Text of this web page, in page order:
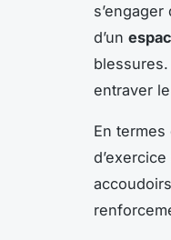
d’un
entraver
En termes